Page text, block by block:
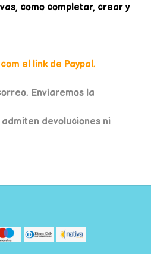
como completar, crear y
el link de Paypal.
Enviaremos la
devoluciones ni